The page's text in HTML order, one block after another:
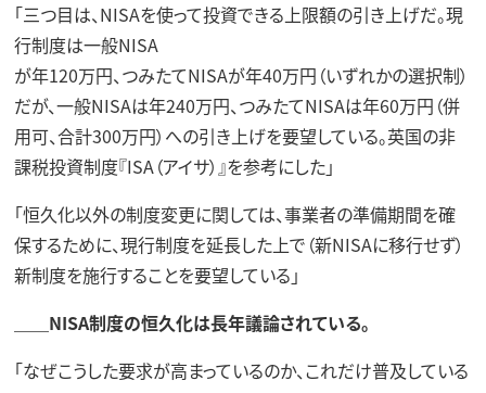
「三つ目は、NISAを使って投資できる上限額の引き上げだ。現
行制度は一般NISA
が年120万円、つみたてNISAが年40万円（いずれかの選択制）
だが、一般NISAは年240万円、つみたてNISAは年60万円（併
用可、合計300万円）への引き上げを要望している。英国の非
課税投資制度『ISA（アイサ）』を参考にした」
「恒久化以外の制度変更に関しては、事業者の準備期間を確
保するために、現行制度を延長した上で（新NISAに移行せず）
新制度を施行することを要望している」
＿＿NISA制度の恒久化は長年議論されている。
「なぜこうした要求が高まっているのか、これだけ普及している